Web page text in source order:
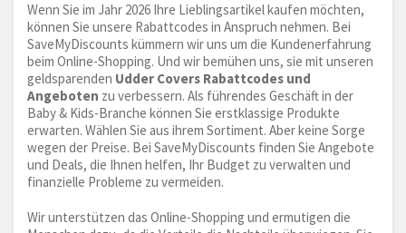
Wenn Sie im Jahr 2026 Ihre Lieblingsartikel kaufen möchten,
können Sie unsere Rabattcodes in Anspruch nehmen. Bei
SaveMyDiscounts kümmern wir uns um die Kundenerfahrung
beim Online-Shopping. Und wir bemühen uns, sie mit unseren
geldsparenden Udder Covers Rabattcodes und
Angeboten zu verbessern. Als führendes Geschäft in der
Baby & Kids-Branche können Sie erstklassige Produkte
erwarten. Wählen Sie aus ihrem Sortiment. Aber keine Sorge
wegen der Preise. Bei SaveMyDiscounts finden Sie Angebote
und Deals, die Ihnen helfen, Ihr Budget zu verwalten und
finanzielle Probleme zu vermeiden.
Wir unterstützen das Online-Shopping und ermutigen die